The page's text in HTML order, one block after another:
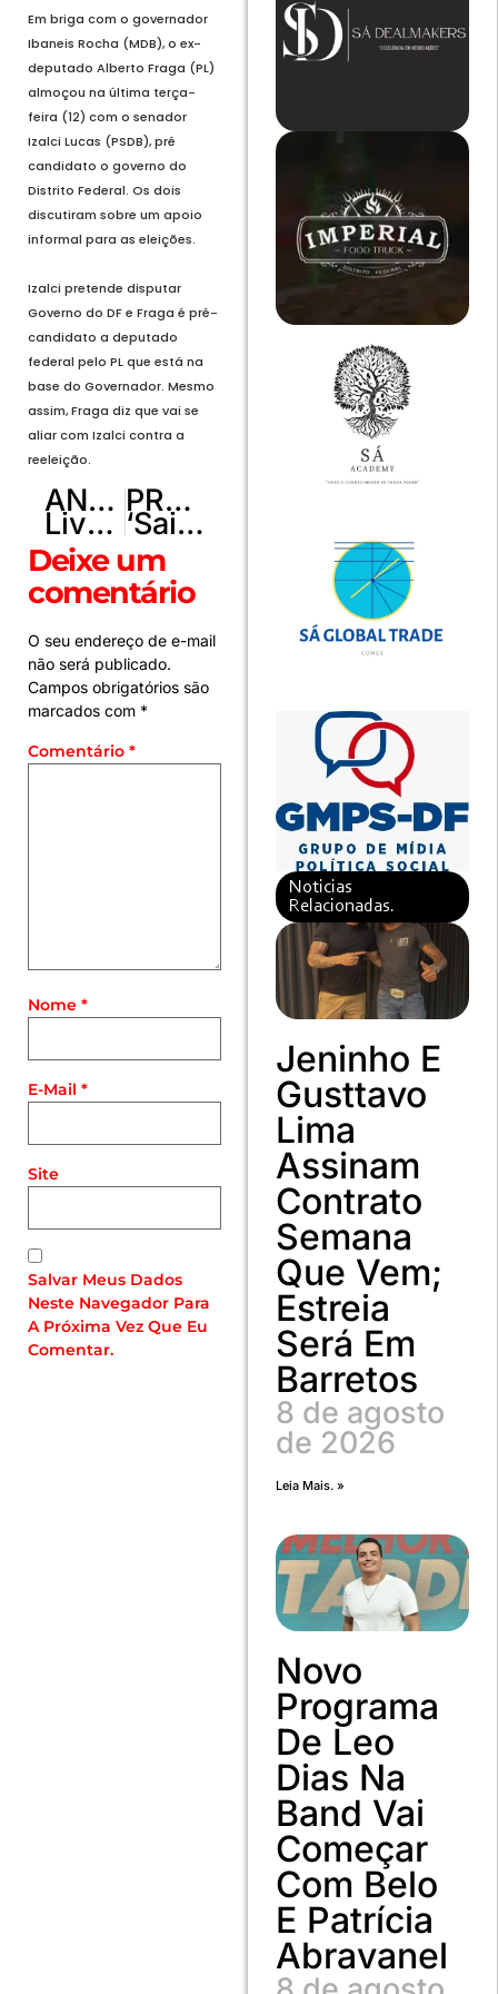
Em briga com o governador
Ibaneis Rocha (MDB), o ex-
deputado Alberto Fraga (PL)
almoçou na última terça-
feira (12) com o senador
Izalci Lucas (PSDB), pré
candidato o governo do
Distrito Federal. Os dois
discutiram sobre um apoio
informal para as eleições.
Izalci pretende disputar
Governo do DF e Fraga é pré-
candidato a deputado
federal pelo PL que está na
base do Governador. Mesmo
assim, Fraga diz que vai se
aliar com Izalci contra a
reeleição.
ANTERIOR
Livre de condenação, José Gomes tentará vaga de Deputado Federal
PRÓXIMO
‘Saidão’ de Páscoa beneficia 1.833 presos no DF
Deixe um
comentário
O seu endereço de e-mail
não será publicado.
Campos obrigatórios são
marcados com *
Comentário *
Nome *
E-Mail *
Site
Salvar Meus Dados
Neste Navegador Para
A Próxima Vez Que Eu
Comentar.
Noticias
Relacionadas.
Jeninho E
Gusttavo
Lima
Assinam
Contrato
Semana
Que Vem;
Estreia
Será Em
Barretos
8 de agosto
de 2026
Leia Mais. »
Novo
Programa
De Leo
Dias Na
Band Vai
Começar
Com Belo
E Patrícia
Abravanel